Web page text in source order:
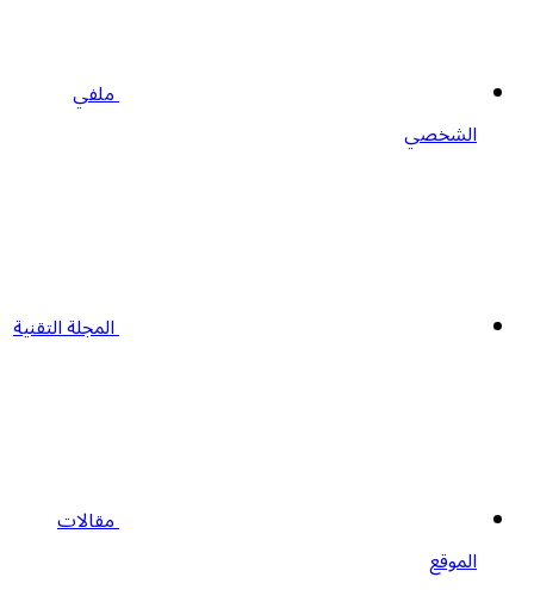
ملفي
الشخصي
المجلة التقنية
مقالات
الموقع